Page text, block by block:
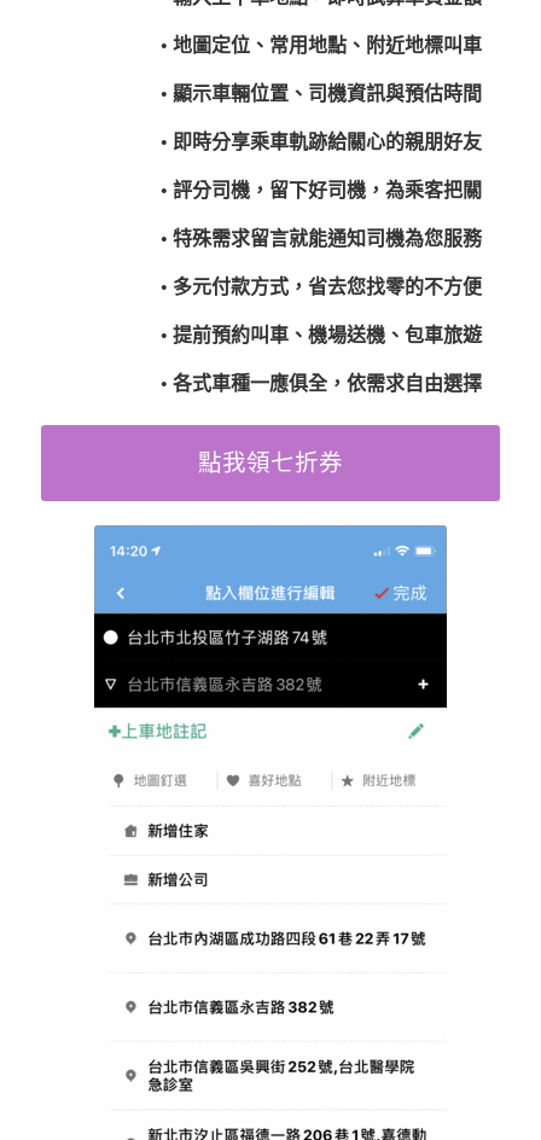
• 地圖定位、常用地點、附近地標叫車
• 顯示車輛位置、司機資訊與預估時間
• 即時分享乘車軌跡給關心的親朋好友
• 評分司機，留下好司機，為乘客把關
• 特殊需求留言就能通知司機為您服務
• 多元付款方式，省去您找零的不方便
• 提前預約叫車、機場送機、包車旅遊
• 各式車種一應俱全，依需求自由選擇
點我領七折券